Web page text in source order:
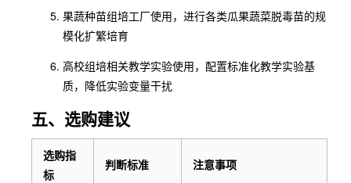
果蔬种苗组培工厂使用，进行各类瓜果蔬菜脱毒苗的规
模化扩繁培育
高校组培相关教学实验使用，配置标准化教学实验基
质，降低实验变量干扰
五、选购建议
选购指
标
判断标准 注意事项